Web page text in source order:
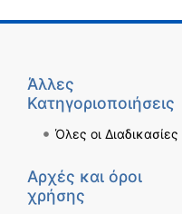
Άλλες
Κατηγοριοποιήσεις
Όλες οι Διαδικασίες
Αρχές και όροι
χρήσης